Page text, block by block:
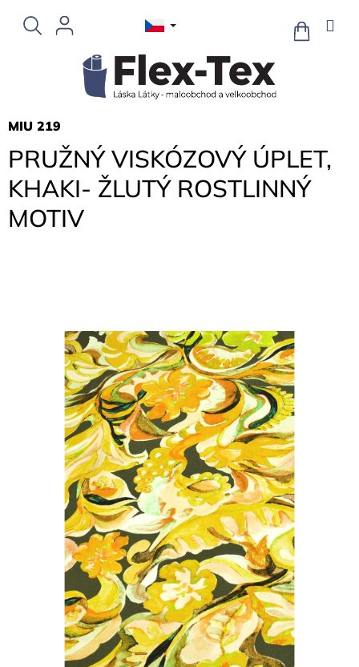
obsah
NÁKUPNÍ
KOŠÍK
PRUŽNÝ VISKÓZOVÝ ÚPLET,
KHAKI- ŽLUTÝ ROSTLINNÝ
MOTIV
MIU 219